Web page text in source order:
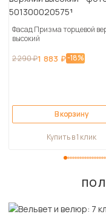
Фасад Призма торцевой
высокий
2 290 ₽1 883 ₽-18%
В корзину
Купить в 1 клик